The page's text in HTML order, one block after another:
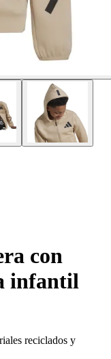
con
infantil
reciclados y